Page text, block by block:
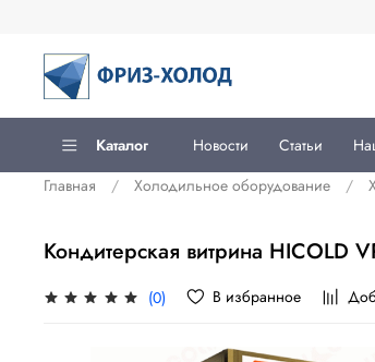
Каталог Новости Статьи
Главная
Холодильное оборудование
Кондитерская витрина HICOLD
(0) В избранное